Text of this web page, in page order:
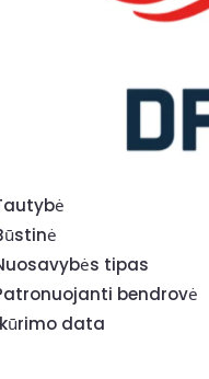
tipas
bendrovė
data